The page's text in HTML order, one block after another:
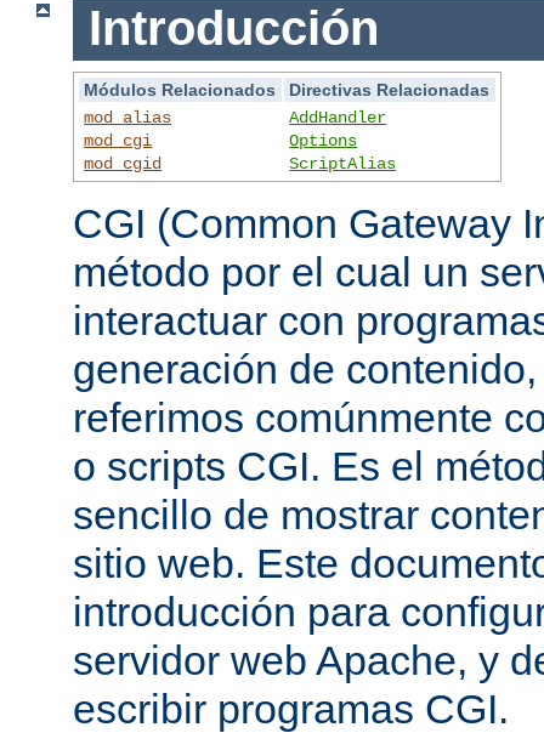
Introducción
Módulos Relacionados
Directivas Relacionadas
mod_alias
mod_cgi
mod_cgid
AddHandler
Options
ScriptAlias
CGI (Common Gateway
método por el cual un
interactuar con
generación de
referimos comúnmente
o scripts CGI. Es el
sencillo de mostrar
sitio web. Este
introducción para
servidor web Apache, y
escribir programas CGI.